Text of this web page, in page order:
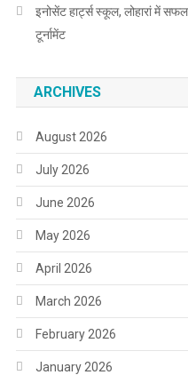
इनोसेंट हार्ट्स स्कूल, लोहारां में
टूर्नामेंट
ARCHIVES
August 2026
July 2026
June 2026
May 2026
April 2026
March 2026
February 2026
January 2026